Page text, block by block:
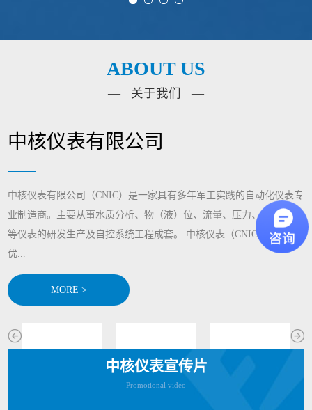
ABOUT US
— 关于我们 —
中核仪表有限公司
中核仪表有限公司（CNIC）是一家具有多年军工实践的自动化仪表专
业制造商。主要从事水质分析、物（液）位、流量、压力、显示记录
等仪表的研发生产及自控系统工程成套。 中核仪表（CNIC)通过整合
优...
MORE >
中核仪表宣传片
Promotional video